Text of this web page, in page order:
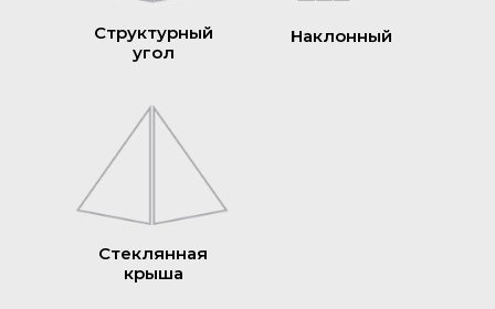
Структурный
угол
Наклонный
Стеклянная
крыша